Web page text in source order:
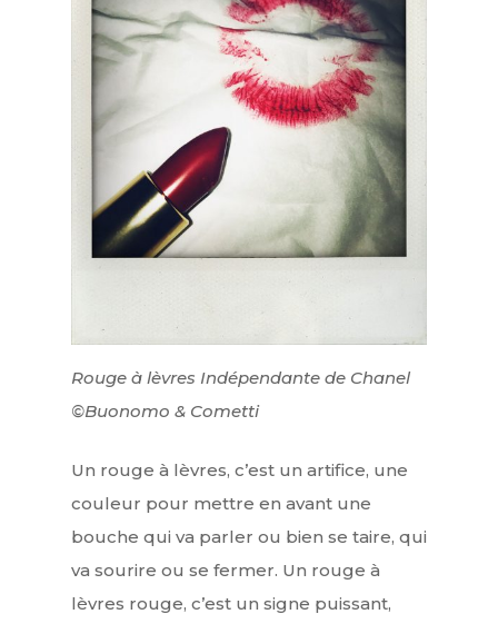
Rouge à lèvres Indépendante de Chanel
©Buonomo & Cometti
Un rouge à lèvres, c’est un artifice, une
couleur pour mettre en avant une
bouche qui va parler ou bien se taire, qui
va sourire ou se fermer. Un rouge à
lèvres rouge, c’est un signe puissant,